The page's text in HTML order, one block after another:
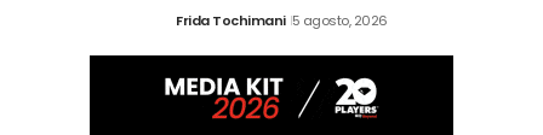
Frida Tochimani 5 agosto, 2026